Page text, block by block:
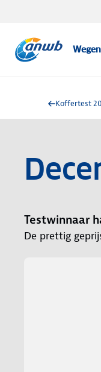
Koffertest
Testwinnaar
De prettig